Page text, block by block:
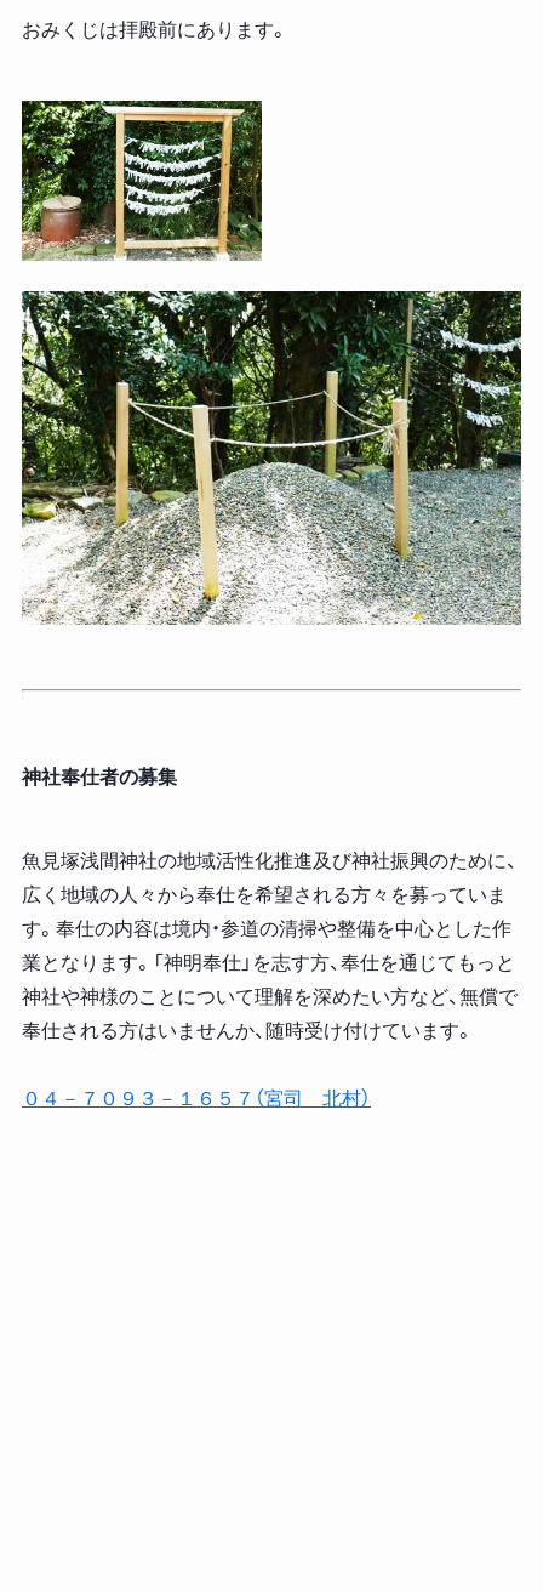
おみくじは拝殿前にあります。
神社奉仕者の募集
魚見塚浅間神社の地域活性化推進及び神社振興のために、
広く地域の人々から奉仕を希望される方々を募っていま
す。奉仕の内容は境内・参道の清掃や整備を中心とした作
業となります。「神明奉仕」を志す方、奉仕を通じてもっと
神社や神様のことについて理解を深めたい方など、無償で
奉仕される方はいませんか、随時受け付けています。
０４－７０９３－１６５７（宮司 北村）